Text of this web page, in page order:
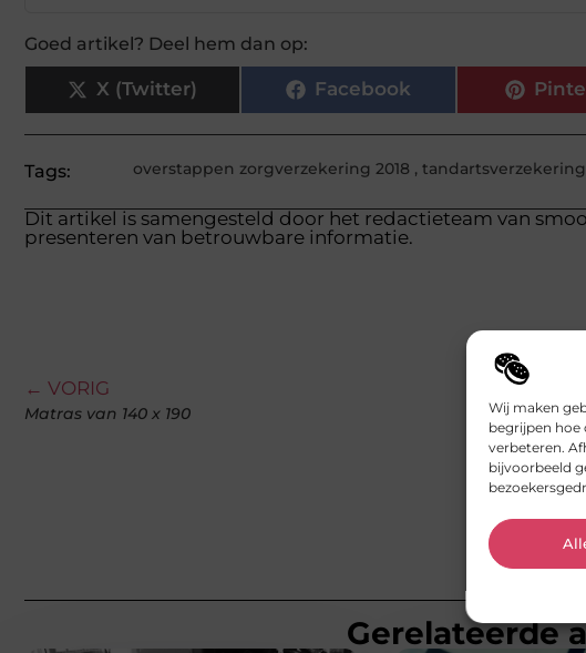
Wij maken
begrijpen
verbeteren.
bijvoorbeeld
Goed artikel? Deel hem dan op:
X (Twitter) Facebook
Tags: overstappen zorgverzekering 2018 ,
Dit artikel is samengesteld door het redactieteam van
presenteren van betrouwbare informatie.
← VORIG
Matras van 140 x 190
Gerelateerde